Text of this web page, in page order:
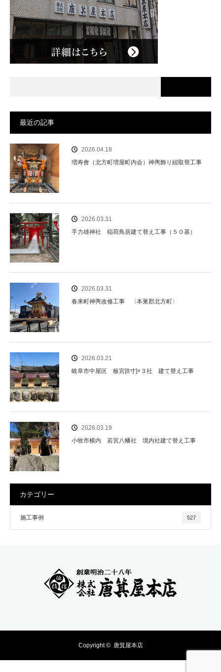
最近の記事
2026.04.18
増寿會（北方町増屋町内会）神輿飾り紐取替工事
2026.03.31
手力雄神社 稲荷鳥居建て替え工事（５０基）
2026.03.31
春来町神輿改修工事 〈本巣郡北方町〉
2026.03.21
岐阜市中屋区 板宮[8寸]×３社 建て替え工事
2026.03.19
小牧市横内 若宮八幡社 境内社建て替え工事
カテゴリー
施工事例 527
Copyright © 唐箕屋本店